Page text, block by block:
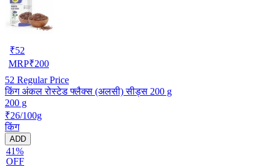
₹52
MRP₹200
52 Regular Price
किंग अंकल रोस्टेड फ्लैक्स (अलसी) सीड्स 200 g
200 g
₹26/100g
किंग
ADD
41%
OFF